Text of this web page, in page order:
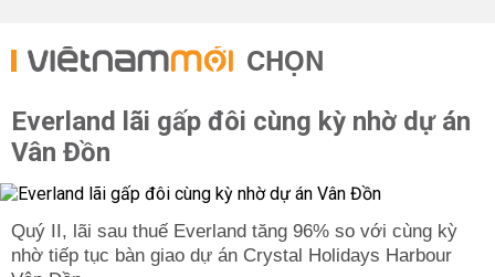
CHỌN
Everland lãi gấp đôi cùng kỳ nhờ dự án
Vân Đồn
Quý II, lãi sau thuế Everland tăng 96% so với cùng kỳ
nhờ tiếp tục bàn giao dự án Crystal Holidays Harbour